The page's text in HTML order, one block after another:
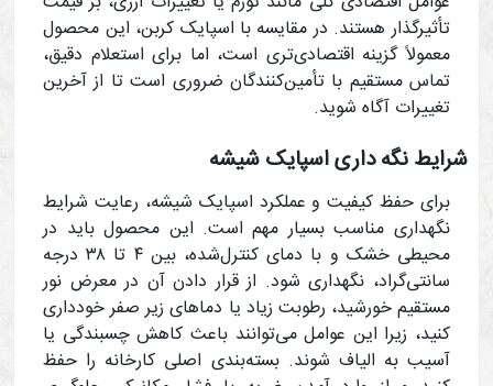
تأثیرگذار هستند. در مقایسه با اسپایک کربن، این محصول
معمولاً گزینه اقتصادی‌تری است، اما برای استعلام دقیق،
تماس مستقیم با تأمین‌کنندگان ضروری است تا از آخرین
تغییرات آگاه شوید.
شرایط نگه داری اسپایک شیشه
برای حفظ کیفیت و عملکرد اسپایک شیشه، رعایت شرایط
نگهداری مناسب بسیار مهم است. این محصول باید در
محیطی خشک و با دمای کنترل‌شده، بین ۴ تا ۳۸ درجه
سانتی‌گراد، نگهداری شود. از قرار دادن آن در معرض نور
مستقیم خورشید، رطوبت زیاد یا دماهای زیر صفر خودداری
کنید، زیرا این عوامل می‌توانند باعث کاهش چسبندگی یا
آسیب به الیاف شوند. بسته‌بندی اصلی کارخانه را حفظ